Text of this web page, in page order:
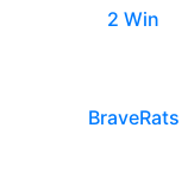
2 Win
BraveRats